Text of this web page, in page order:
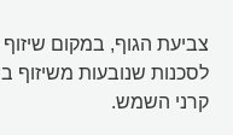
צביעת הגוף, במקום
לסכנות שנובעות משיזוף
קרני השמש.